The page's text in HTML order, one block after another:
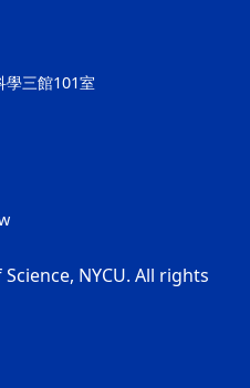
號科學三館101室
NYCU. All rights